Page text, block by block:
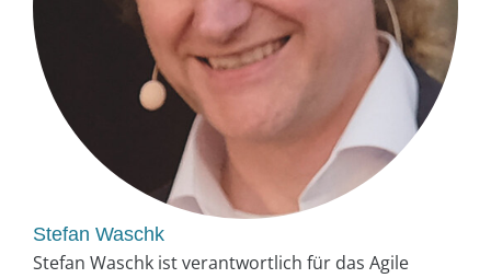
Stefan Waschk
Stefan Waschk ist verantwortlich für das Agile